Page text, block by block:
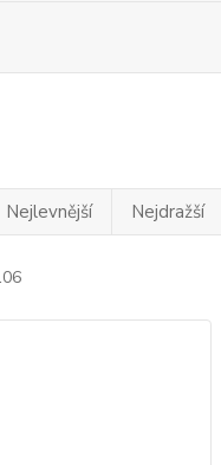
Nejlevnější Nejdražší